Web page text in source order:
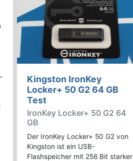
Kingston IronKey
Locker+ 50 G2 64 GB
Test
IronKey Locker+ 50 G2 64
GB
Der IronKey Locker+ 50 G2 von
Kingston ist ein USB-
Flashspeicher mit 256 Bit starker